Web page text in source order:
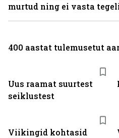
Uus raamat suurtest
seiklustest
Viikingid kohtasid
murtud ning ei vasta
400 aastat tulemusetut